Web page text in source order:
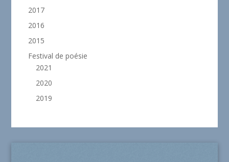
2017
2016
2015
Festival de poésie
2021
2020
2019